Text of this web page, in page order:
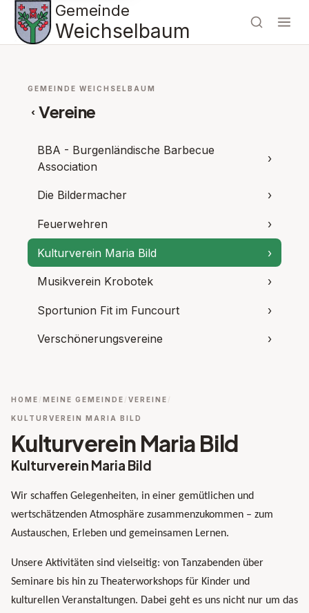
Gemeinde
Weichselbaum
GEMEINDE WEICHSELBAUM
‹ Vereine
BBA - Burgenländische Barbecue
Association
›
Die Bildermacher ›
Feuerwehren ›
Kulturverein Maria Bild ›
Musikverein Krobotek ›
Sportunion Fit im Funcourt ›
Verschönerungsvereine ›
HOME MEINE GEMEINDE VEREINE
KULTURVEREIN MARIA BILD
Kulturverein Maria Bild
Kulturverein Maria Bild
Wir schaffen Gelegenheiten, in einer gemütlichen und
wertschätzenden Atmosphäre zusammenzukommen – zum
Austauschen, Erleben und gemeinsamen Lernen.
Unsere Aktivitäten sind vielseitig: von Tanzabenden über
Seminare bis hin zu Theaterworkshops für Kinder und
kulturellen Veranstaltungen. Dabei geht es uns nicht nur um das